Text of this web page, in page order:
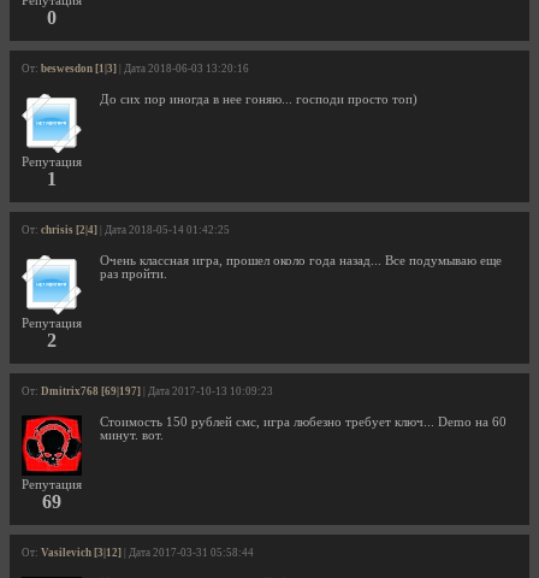
0
От: beswesdon [1|3] | Дата 2018-06-03 13:20:16
Репутация
1
До сих пор иногда в нее гоняю... господи просто топ)
От: chrisis [2|4] | Дата 2018-05-14 01:42:25
Репутация
2
Очень классная игра, прошел около года назад... Все подумываю еще
раз пройти.
От: Dmitrix768 [69|197] | Дата 2017-10-13 10:09:23
Репутация
69
Стоимость 150 рублей смс, игра любезно требует ключ... Demo на 60
минут. вот.
От: Vasilevich [3|12] | Дата 2017-03-31 05:58:44